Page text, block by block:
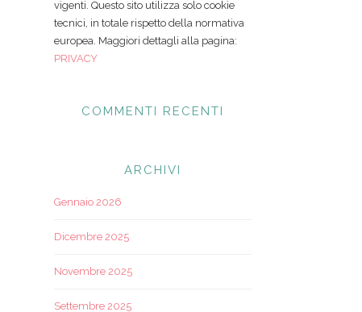
vigenti. Questo sito utilizza solo cookie
tecnici, in totale rispetto della normativa
europea. Maggiori dettagli alla pagina:
PRIVACY
COMMENTI RECENTI
ARCHIVI
Gennaio 2026
Dicembre 2025
Novembre 2025
Settembre 2025